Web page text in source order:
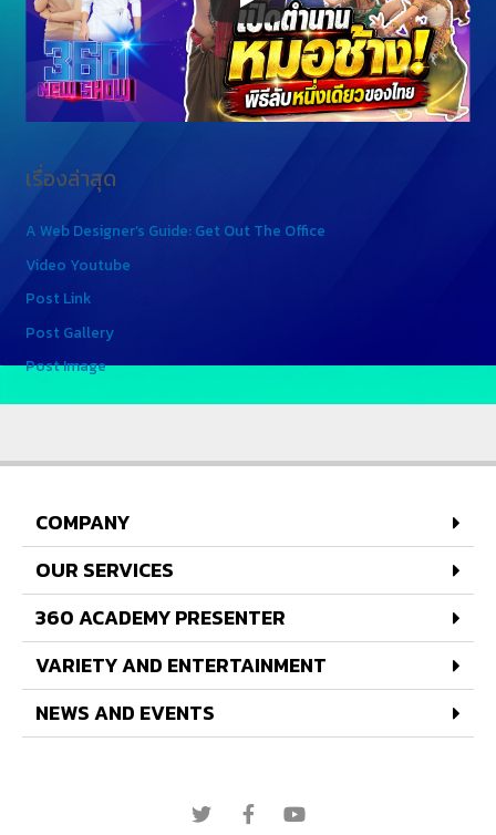
เรื่องล่าสุด
A Web Designer’s Guide: Get Out The Office
Video Youtube
Post Link
Post Gallery
Post Image
COMPANY
OUR SERVICES
360 ACADEMY PRESENTER
VARIETY AND ENTERTAINMENT
NEWS AND EVENTS